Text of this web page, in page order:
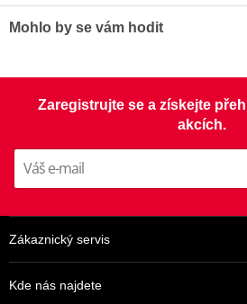
tepla, zabrání vypalování a tvoření
Výrobce
Mohlo by se vám hodit
Zaregistrujte se a získejte
akcích.
Zákaznický servis
Kde nás najdete